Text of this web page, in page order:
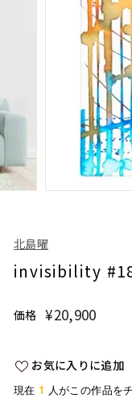
北島曜
invisibility
価格
通
格
¥20,900
お気に入りに追加
現在 1 人がこの作品を